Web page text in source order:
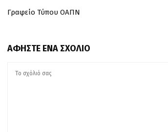
Γραφείο Τύπου ΟΑΠΝ
ΑΦΉΣΤΕ ΈΝΑ ΣΧΌΛΙΟ